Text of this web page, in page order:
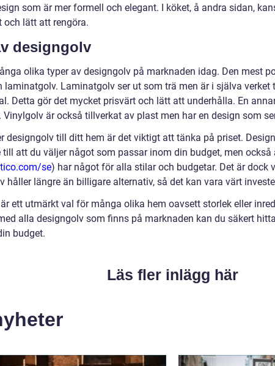
som är mer formell och elegant. I köket, å andra sidan,
och lätt att rengöra.
designgolv
olika typer av designgolv på marknaden idag. Den mest
laminatgolv. Laminatgolv ser ut som trä men är i själva verket
Detta gör det mycket prisvärt och lätt att underhålla. En
Vinylgolv är också tillverkat av plast men har en design som
designgolv till ditt hem är det viktigt att tänka på priset.
till att du väljer något som passar inom din budget, men också
se) har något för alla stilar och budgetar. Det är dock
håller längre än billigare alternativ, så det kan vara värt
ett utmärkt val för många olika hem oavsett storlek eller
alla designgolv som finns på marknaden kan du säkert
budget.
Läs fler inlägg här